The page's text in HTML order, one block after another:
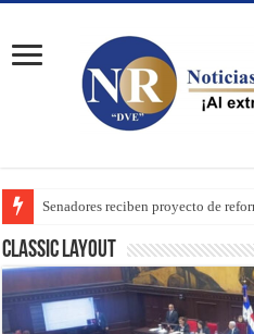
Senadores reciben proyecto de
Classic Layout